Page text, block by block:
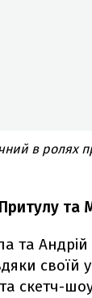
в ролях
та
та
своїй
скетч-